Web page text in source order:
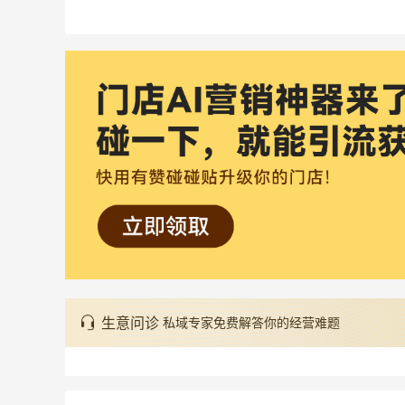
生意问诊 私域专家免费解答你的经营难题